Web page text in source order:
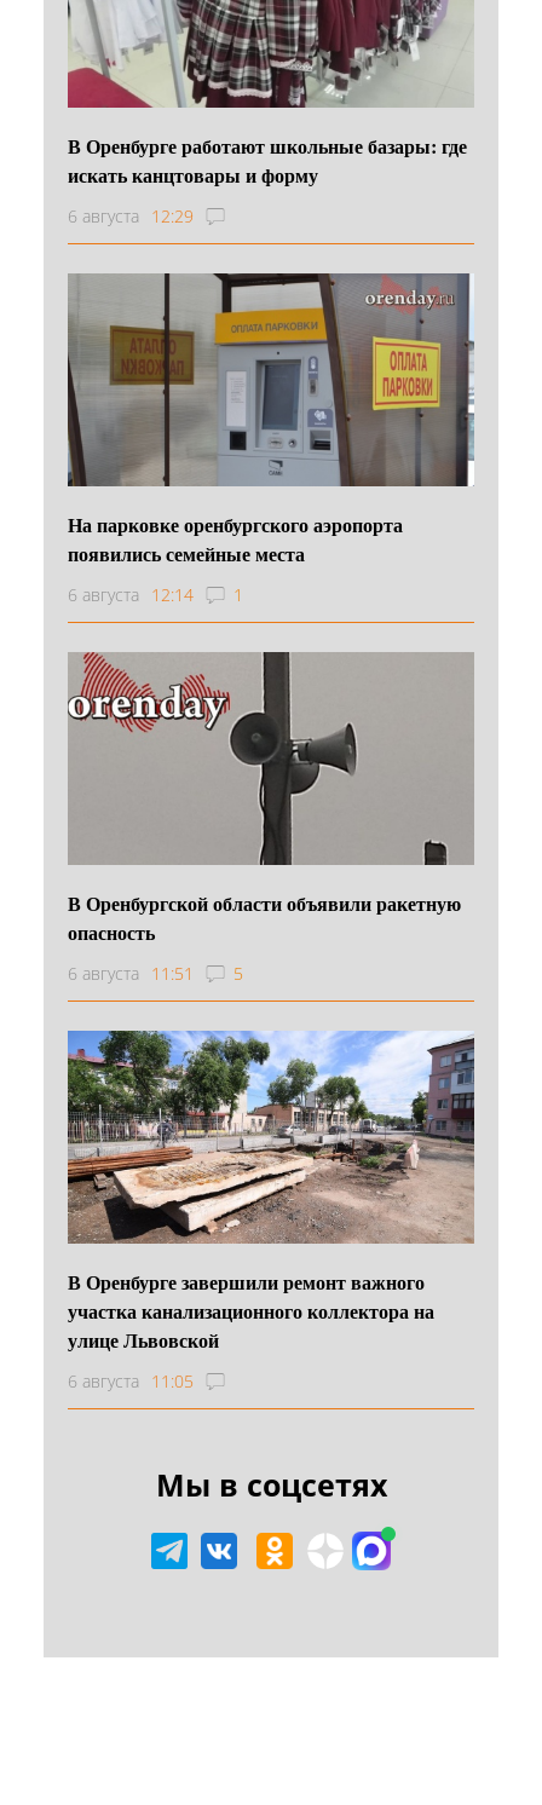
В Оренбурге работают школьные базары: где
искать канцтовары и форму
6 августа 12:29
На парковке оренбургского аэропорта
появились семейные места
6 августа 12:14 1
В Оренбургской области объявили ракетную
опасность
6 августа 11:51 5
В Оренбурге завершили ремонт важного
участка канализационного коллектора на
улице Львовской
6 августа 11:05
Мы в соцсетях